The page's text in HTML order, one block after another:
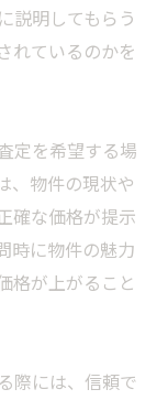
説明してもらう
れているのかを
定を希望する場
、物件の現状や
確な価格が提示
時に物件の魅力
格が上がること
際には、信頼で